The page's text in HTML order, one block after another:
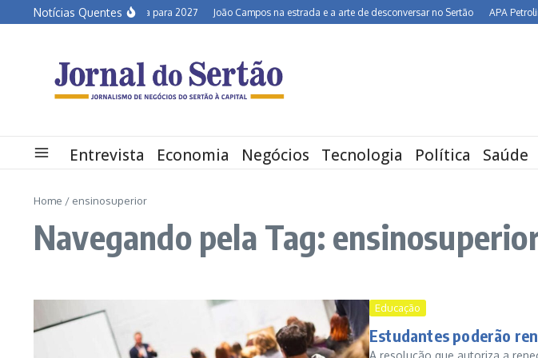
Ir para o conteúdo
Notícias Quentes
Semiárido em alerta para 2027 João Campos na estrada e a arte de desconversar no Sertão APA Petrolina
Entrevista Economia Negócios Tecnologia Política Saúde
Home / ensinosuperior
Navegando pela Tag:
Educação
Estudantes poderão
A resolução que autoriza a